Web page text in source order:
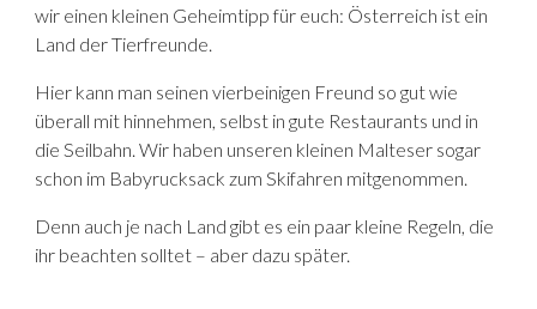
wir einen kleinen Geheimtipp für euch: Österreich ist ein
Land der Tierfreunde.
Hier kann man seinen vierbeinigen Freund so gut wie
überall mit hinnehmen, selbst in gute Restaurants und in
die Seilbahn. Wir haben unseren kleinen Malteser sogar
schon im Babyrucksack zum Skifahren mitgenommen.
Denn auch je nach Land gibt es ein paar kleine Regeln, die
ihr beachten solltet – aber dazu später.